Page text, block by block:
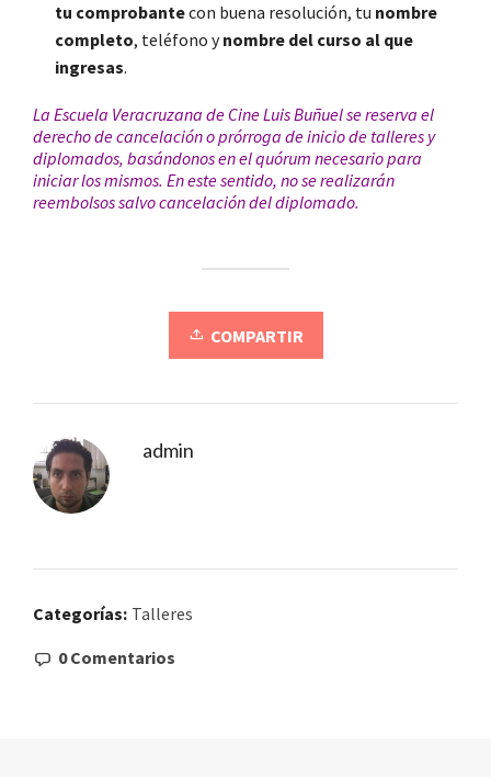
tu comprobantecon buena resolución, tu nombre
completo, teléfono ynombre del curso al que
ingresas.
La Escuela Veracruzana de Cine Luis Buñuel se reserva el
derecho de cancelación o prórroga de inicio de talleres y
diplomados, basándonos en el quórum necesario para
iniciar los mismos. En este sentido, no se realizarán
reembolsos salvo cancelación del diplomado.
COMPARTIR
admin
Categorías: Talleres
0 Comentarios